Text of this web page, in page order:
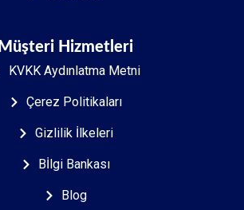
Müşteri Hizmetleri
KVKK Aydınlatma Metni
Çerez Politikaları
Gizlilik İlkeleri
Bİlgi Bankası
Blog